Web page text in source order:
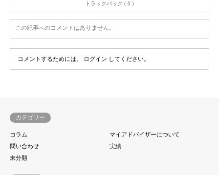
トラックバック ( 0 )
この記事へのコメントはありません。
コメントするためには、 ログイン してください。
カテゴリー
コラム
マイアドバイザーについて
問い合わせ
実績
未分類